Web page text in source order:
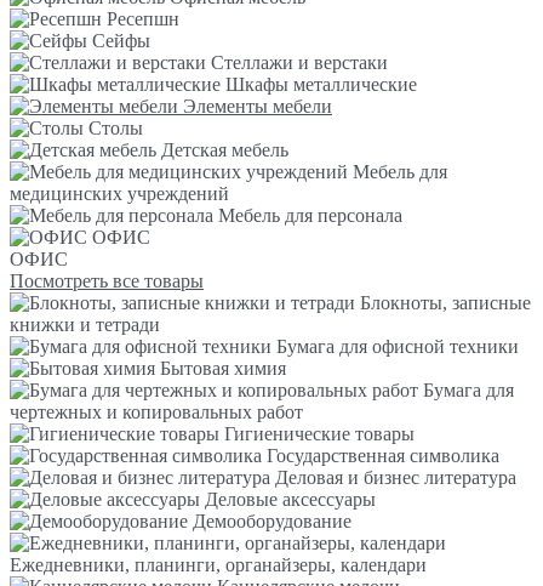
Ресепшн
Сейфы
Стеллажи и верстаки
Шкафы металлические
Элементы мебели
Столы
Детская мебель
Мебель для
медицинских учреждений
Мебель для персонала
ОФИС
ОФИС
Посмотреть все товары
Блокноты, записные
книжки и тетради
Бумага для офисной техники
Бытовая химия
Бумага для
чертежных и копировальных работ
Гигиенические товары
Государственная символика
Деловая и бизнес литература
Деловые аксессуары
Демооборудование
Ежедневники, планинги, органайзеры, календари